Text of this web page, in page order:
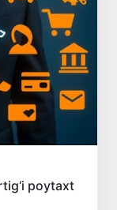
poytaxt